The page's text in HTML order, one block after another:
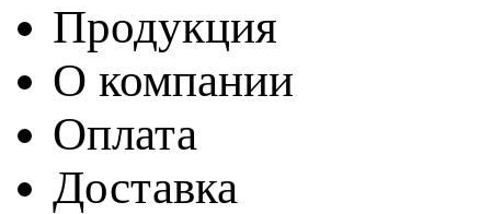
Продукция
О компании
Оплата
Доставка